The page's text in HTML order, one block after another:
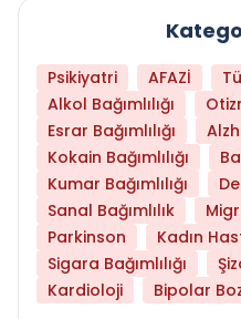
Psikiyatri AFAZİ
Alkol Bağımlılığı
Esrar Bağımlılığı
Kokain Bağımlılığı
Kumar Bağımlılığı
Sanal Bağımlılık
Parkinson
Kadın
Sigara Bağımlılığı
Kardioloji
Bipolar